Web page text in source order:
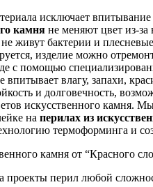
исключает
камня не меняют цвет из-за
живут бактерии и
изделие можно
с помощью
влагу, запахи,
и долговечность,
искусственного камня.
на перилах из
термоформинга и
камня от “Красного
проекты перил любой